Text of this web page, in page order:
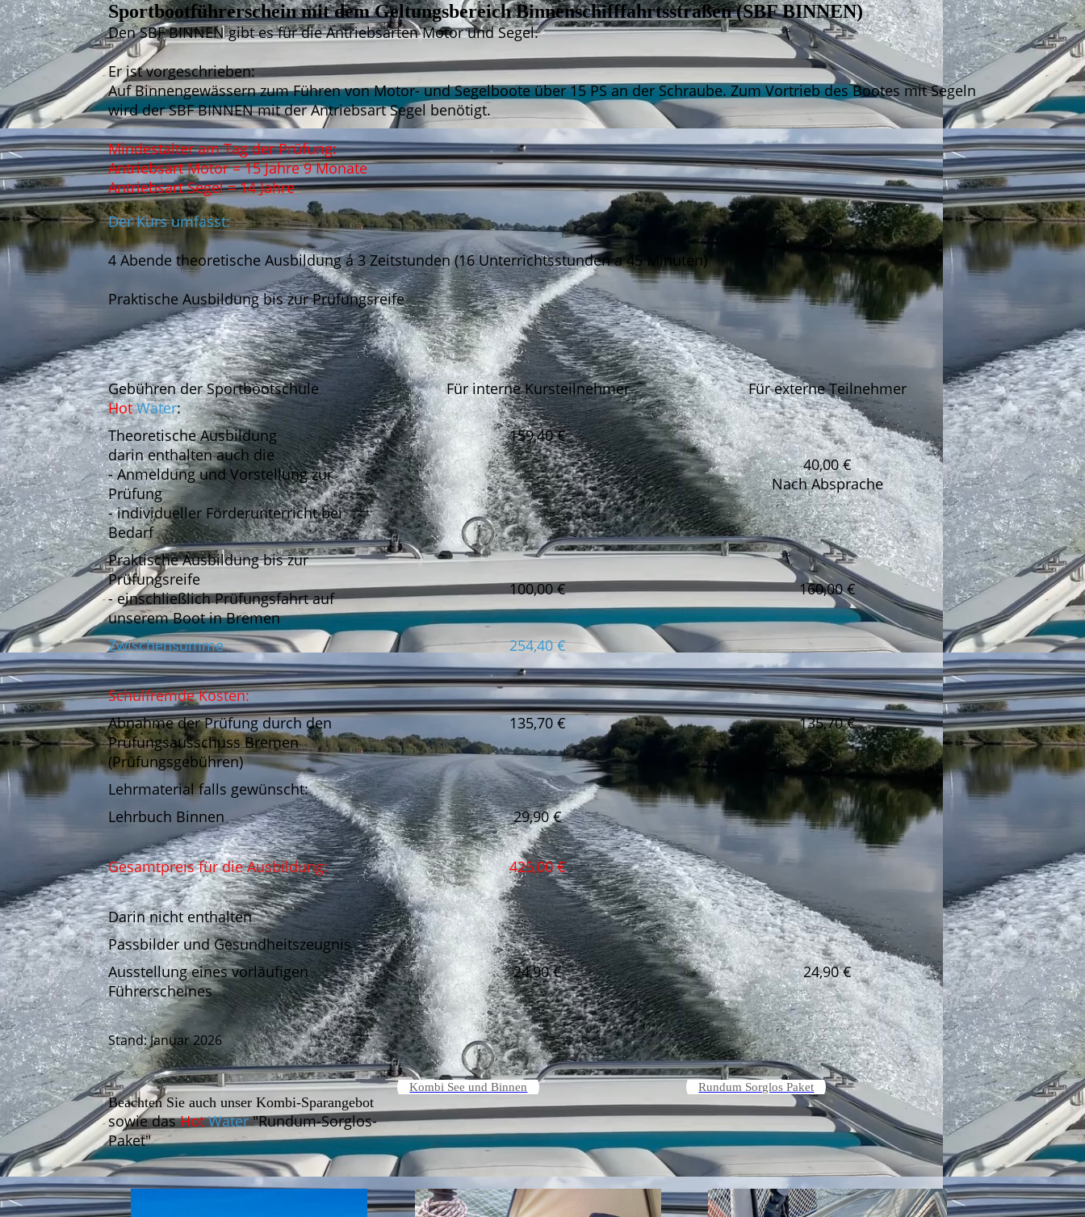
Sportbootführerschein mit dem Geltungsbereich Binnenschifffahrtsstraßen (SBF BINNEN)
Den SBF BINNEN gibt es für die Antriebsarten Motor und Segel.
Er ist vorgeschrieben:
Auf Binnengewässern zum Führen von Motor- und Segelboote über 15 PS an der Schraube. Zum Vortrieb des Bootes mit Segeln
wird der SBF BINNEN mit der Antriebsart Segel benötigt.
Mindestalter am Tag der Prüfung:
Antriebsart Motor = 15 Jahre 9 Monate
Antriebsart Segel = 14 Jahre
Der Kurs umfasst:
4 Abende theoretische Ausbildung á 3 Zeitstunden (16 Unterrichtsstunden a 45 Minuten)
Praktische Ausbildung bis zur Prüfungsreife
Gebühren der Sportbootschule
Hot Water:
Für interne Kursteilnehmer Für externe Teilnehmer
Theoretische Ausbildung
darin enthalten auch die
- Anmeldung und Vorstellung zur
Prüfung
- individueller Förderunterricht bei
Bedarf
159,40 €
40,00 €
Nach Absprache
Praktische Ausbildung bis zur
Prüfungsreife
- einschließlich Prüfungsfahrt auf
unserem Boot in Bremen
100,00 € 160,00 €
Zwischensumme 254,40 €
Schulfremde Kosten:
Abnahme der Prüfung durch den
Prüfungsausschuss Bremen
(Prüfungsgebühren)
135,70 € 135,70 €
Lehrmaterial falls gewünscht:
Lehrbuch Binnen
29,90 €
Gesamtpreis für die Ausbildung: 425,00 €
Darin nicht enthalten
Passbilder und Gesundheitszeugnis
Ausstellung eines vorläufigen
Führerscheines
24,90 € 24,90 €
Stand: Januar 2026
Beachten Sie auch unser Kombi-Sparangebot
sowie dasHot Water"Rundum-Sorglos-
Paket"
Kombi See und Binnen Rundum Sorglos Paket